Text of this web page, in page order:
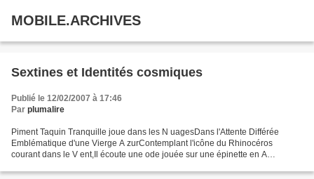
MOBILE.ARCHIVES
Sextines et Identités cosmiques
Publié le 12/02/2007 à 17:46
Par plumalire
Piment Taquin Tranquille joue dans les N uagesDans l'Attente Différée
Emblématique d'une Vierge A zurContemplant l'icône du Rhinocéros
courant dans le V ent,Il écoute une ode jouée sur une épinette en A